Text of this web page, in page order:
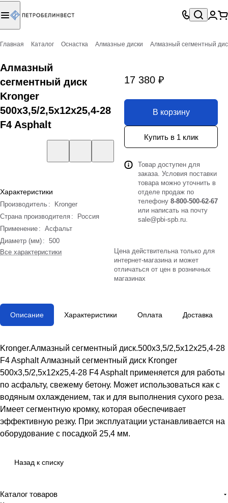
Главная Каталог Оснастка Алмазные диски Алмазный сегментный
Алмазный
сегментный диск
Kronger
500x3,5/2,5x12x25,4-28
F4 Asphalt
Характеристики
Производитель :
Kronger
Страна производителя :
Россия
Применение : Асфальт
Диаметр (мм) : 500
Все характеристики
17 380 ₽
В корзину
Купить в 1 клик
Товар доступен для
заказа. Условия поставки
товара можно уточнить в
отделе продаж по
телефону 8-800-500-62-67
или написать на почту
sale@pbi-spb.ru.
Цена действительна только для
интернет-магазина и может
отличаться от цен в розничных
магазинах
Описание Характеристики Оплата Доставка
Kronger.Алмазный сегментный диск.500x3,5/2,5x12x25,4-28
F4 Asphalt Алмазный сегментный диск Kronger
500x3,5/2,5x12x25,4-28 F4 Asphalt применяется для работы
по асфальту, свежему бетону. Может использоваться как с
водяным охлаждением, так и для выполнения сухого реза.
Имеет сегментную кромку, которая обеспечивает
эффективную резку. При эксплуатации устанавливается на
оборудование с посадкой 25,4 мм.
Назад к списку
Каталог товаров